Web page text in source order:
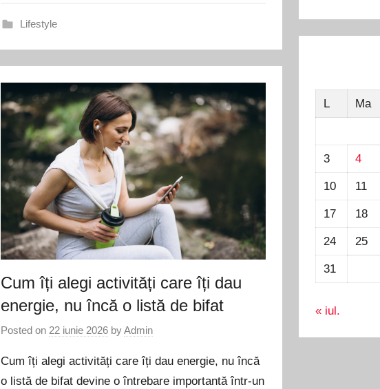
Lifestyle
Cum îți alegi activități care îți dau
energie, nu încă o listă de bifat
Posted on 22 iunie 2026 byAdmin
Cum îți alegi activități care îți dau energie, nu încă
o listă de bifat devine o întrebare importantă într-un
L
Ma
3 4
10 11
17 18
24 25
31
« iul.